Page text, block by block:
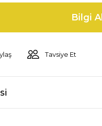
Bilgi Al
Tavsiye Et